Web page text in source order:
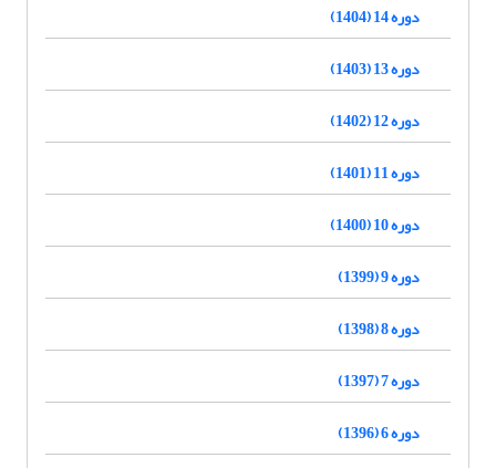
دوره 14 (1404)
دوره 13 (1403)
دوره 12 (1402)
دوره 11 (1401)
دوره 10 (1400)
دوره 9 (1399)
دوره 8 (1398)
دوره 7 (1397)
دوره 6 (1396)